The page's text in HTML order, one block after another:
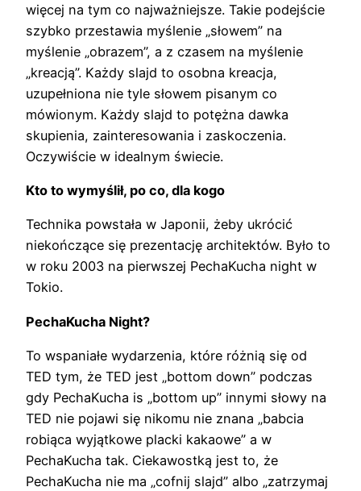
więcej na tym co najważniejsze. Takie podejście
szybko przestawia myślenie „słowem” na
myślenie „obrazem”, a z czasem na myślenie
„kreacją”. Każdy slajd to osobna kreacja,
uzupełniona nie tyle słowem pisanym co
mówionym. Każdy slajd to potężna dawka
skupienia, zainteresowania i zaskoczenia.
Oczywiście w idealnym świecie.
Kto to wymyślił, po co, dla kogo
Technika powstała w Japonii, żeby ukrócić
niekończące się prezentację architektów. Było to
w roku 2003 na pierwszej PechaKucha night w
Tokio.
PechaKucha Night?
To wspaniałe wydarzenia, które różnią się od
TED tym, że TED jest „bottom down” podczas
gdy PechaKucha is „bottom up” innymi słowy na
TED nie pojawi się nikomu nie znana „babcia
robiąca wyjątkowe placki kakaowe” a w
PechaKucha tak. Ciekawostką jest to, że
PechaKucha nie ma „cofnij slajd” albo „zatrzymaj